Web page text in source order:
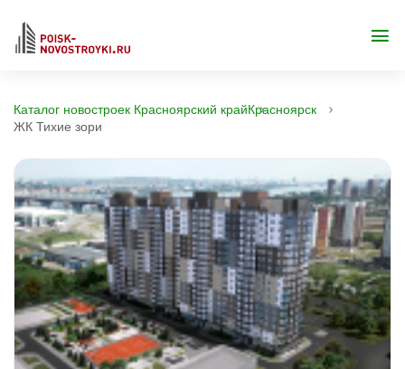
Каталог новостроек Красноярский крайКрасноярск
ЖК Тихие зори